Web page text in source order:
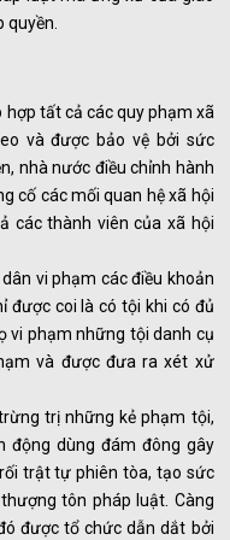
quyền.
hợp tất cả các quy phạm xã
và được bảo vệ bởi sức
nhà nước điều chỉnh hành
cố các mối quan hệ xã hội
các thành viên của xã hội
vi phạm các điều khoản
được coi là có tội khi có đủ
vi phạm những tội danh cụ
và được đưa ra xét xử
trị những kẻ phạm tội,
động dùng đám đông gây
trật tự phiên tòa, tạo sức
tôn pháp luật. Càng
được tổ chức dẫn dắt bởi